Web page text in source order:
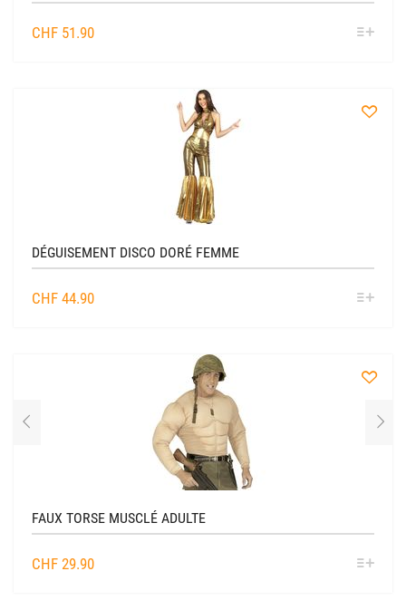
CHF 51.90
DÉGUISEMENT DISCO DORÉ FEMME
CHF 44.90
la
FAUX TORSE MUSCLÉ ADULTE
CHF 29.90